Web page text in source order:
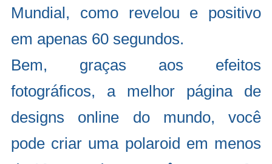
Mundial, como revelou e positivo
em apenas 60 segundos.
Bem, graças aos efeitos
fotográficos, a melhor página de
designs online do mundo, você
pode criar uma polaroid em menos